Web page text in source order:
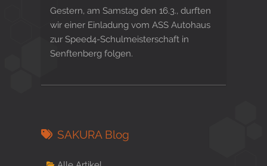
Gestern, am Samstag den 16.3., durften
wir einer Einladung vom ASS Autohaus
zur Speed4-Schulmeisterschaft in
Senftenberg folgen.
SAKURA Blog